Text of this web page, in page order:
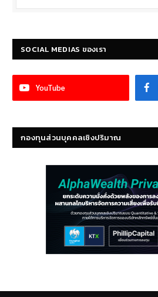
SOCIAL MEDIAS ของเรา
YouTube
กองทุนส่วนบุคคลเชิงปริมาณ